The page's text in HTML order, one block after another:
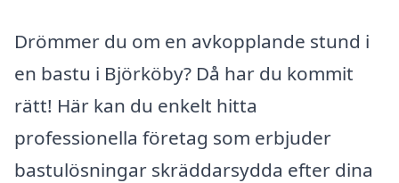
Drömmer du om en avkopplande stund i
en bastu i Björköby? Då har du kommit
rätt! Här kan du enkelt hitta
professionella företag som erbjuder
bastulösningar skräddarsydda efter dina